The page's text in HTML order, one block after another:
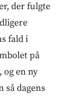
der fulgte
fald i
på
og en ny
dagens